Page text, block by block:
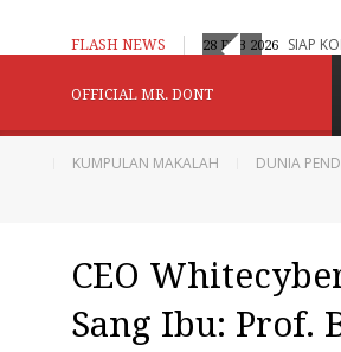
FLASH NEWS
Adaptif, Humanistik dan Berbasis Digital
28 FEB 2026 SIAP
Konselor
Berbagi dan Menginpirasi
OFFICIAL MR. DONT
KUMPULAN MAKALAH DUNIA
CEO
Sang Ibu: Prof.